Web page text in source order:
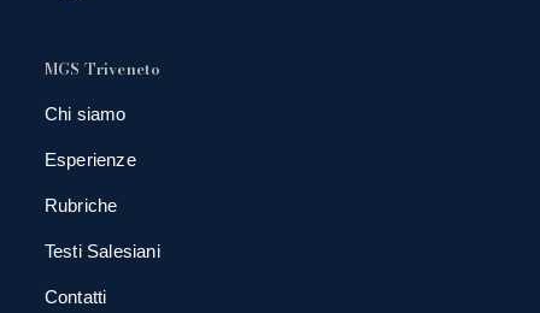
MGS Triveneto
Chi siamo
Esperienze
Rubriche
Testi Salesiani
Contatti